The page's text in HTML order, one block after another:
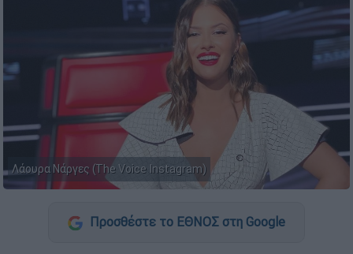
Λάουρα Νάργες (The Voice Instagram)
Προσθέστε το ΕΘΝΟΣ στη Google